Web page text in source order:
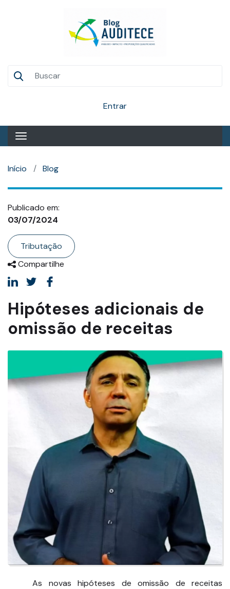
Entrar
Início Blog
Publicado em:
03/07/2024
Tributação
Compartilhe
Hipóteses adicionais de
omissão de receitas
As novas hipóteses de omissão de receitas